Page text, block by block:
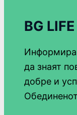
BG
да знаят
добре и